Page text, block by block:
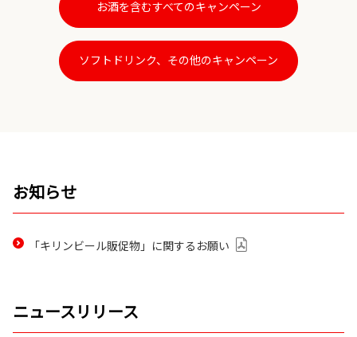
お酒を含むすべてのキャンペーン
ソフトドリンク、その他のキャンペーン
お知らせ
「キリンビール販促物」に関するお願い
PDF
す
ニュースリリース